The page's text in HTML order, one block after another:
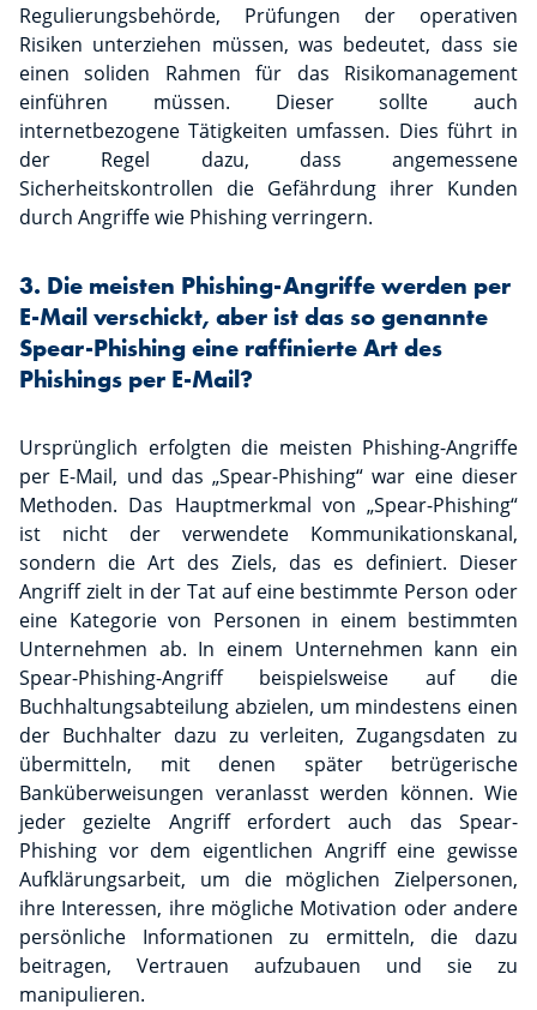
Regulierungsbehörde, Prüfungen der operativen
Risiken unterziehen müssen, was bedeutet, dass sie
einen soliden Rahmen für das Risikomanagement
einführen müssen. Dieser sollte auch
internetbezogene Tätigkeiten umfassen. Dies führt in
der Regel dazu, dass angemessene
Sicherheitskontrollen die Gefährdung ihrer Kunden
durch Angriffe wie Phishing verringern.
3. Die meisten Phishing-Angriffe werden per
E-Mail verschickt, aber ist das so genannte
Spear-Phishing eine raffinierte Art des
Phishings per E-Mail?
Ursprünglich erfolgten die meisten Phishing-Angriffe
per E-Mail, und das „Spear-Phishing“ war eine dieser
Methoden. Das Hauptmerkmal von „Spear-Phishing“
ist nicht der verwendete Kommunikationskanal,
sondern die Art des Ziels, das es definiert. Dieser
Angriff zielt in der Tat auf eine bestimmte Person oder
eine Kategorie von Personen in einem bestimmten
Unternehmen ab. In einem Unternehmen kann ein
Spear-Phishing-Angriff beispielsweise auf die
Buchhaltungsabteilung abzielen, um mindestens einen
der Buchhalter dazu zu verleiten, Zugangsdaten zu
übermitteln, mit denen später betrügerische
Banküberweisungen veranlasst werden können. Wie
jeder gezielte Angriff erfordert auch das Spear-
Phishing vor dem eigentlichen Angriff eine gewisse
Aufklärungsarbeit, um die möglichen Zielpersonen,
ihre Interessen, ihre mögliche Motivation oder andere
persönliche Informationen zu ermitteln, die dazu
beitragen, Vertrauen aufzubauen und sie zu
manipulieren.